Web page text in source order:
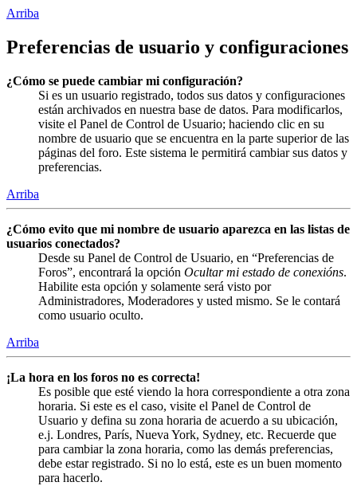
Arriba
Preferencias de usuario y configuraciones
¿Cómo se puede cambiar mi configuración?
Si es un usuario registrado, todos sus datos y configuraciones
están archivados en nuestra base de datos. Para modificarlos,
visite el Panel de Control de Usuario; haciendo clic en su
nombre de usuario que se encuentra en la parte superior de las
páginas del foro. Este sistema le permitirá cambiar sus datos y
preferencias.
Arriba
¿Cómo evito que mi nombre de usuario aparezca en las listas de
usuarios conectados?
Desde su Panel de Control de Usuario, en “Preferencias de
Foros”, encontrará la opción Ocultar mi estado de conexións.
Habilite esta opción y solamente será visto por
Administradores, Moderadores y usted mismo. Se le contará
como usuario oculto.
Arriba
¡La hora en los foros no es correcta!
Es posible que esté viendo la hora correspondiente a otra zona
horaria. Si este es el caso, visite el Panel de Control de
Usuario y defina su zona horaria de acuerdo a su ubicación,
e.j. Londres, París, Nueva York, Sydney, etc. Recuerde que
para cambiar la zona horaria, como las demás preferencias,
debe estar registrado. Si no lo está, este es un buen momento
para hacerlo.